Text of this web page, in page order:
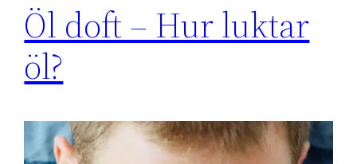
Öl doft – Hur luktar
öl?